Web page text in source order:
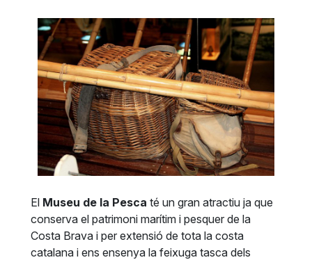
El Museu de la Pesca té un gran atractiu ja que
conserva el patrimoni marítim i pesquer de la
Costa Brava i per extensió de tota la costa
catalana i ens ensenya la feixuga tasca dels